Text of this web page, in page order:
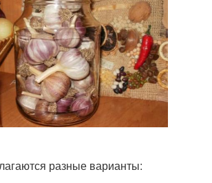
разные варианты: